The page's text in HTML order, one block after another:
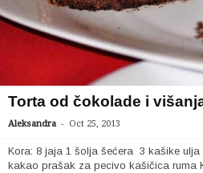
Torta od čokolade i
Aleksandra - Oct 25, 2013
Kora: 8 jaja 1 šolja šećera 3 kašike
kakao prašak za pecivo kašičica ruma